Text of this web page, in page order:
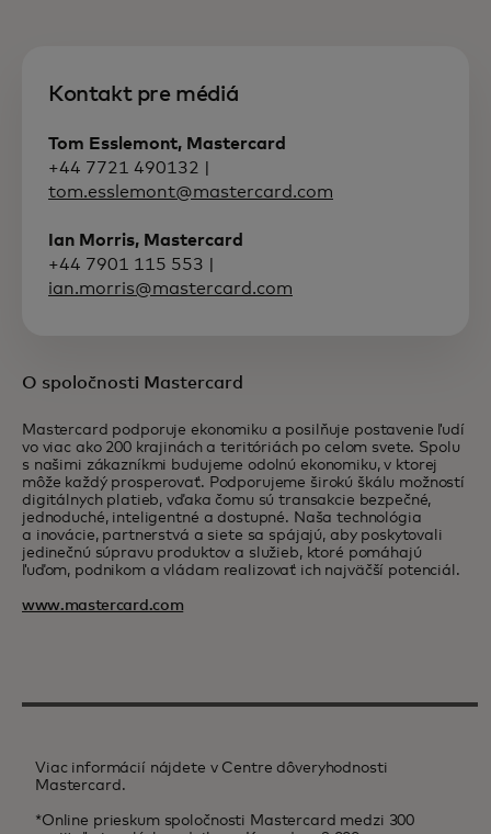
Kontakt pre médiá
Tom Esslemont, Mastercard
+44 7721 490132 |
tom.esslemont@mastercard.com
Ian Morris, Mastercard
+44 7901 115 553 |
ian.morris@mastercard.com
O spoločnosti Mastercard
Mastercard podporuje ekonomiku a posilňuje postavenie ľudí
vo viac ako 200 krajinách a teritóriách po celom svete. Spolu
s našimi zákazníkmi budujeme odolnú ekonomiku, v ktorej
môže každý prosperovať. Podporujeme širokú škálu možností
digitálnych platieb, vďaka čomu sú transakcie bezpečné,
jednoduché, inteligentné a dostupné. Naša technológia
a inovácie, partnerstvá a siete sa spájajú, aby poskytovali
jedinečnú súpravu produktov a služieb, ktoré pomáhajú
ľuďom, podnikom a vládam realizovať ich najväčší potenciál.
www.mastercard.com
Viac informácií nájdete v Centre dôveryhodnosti
Mastercard.
*Online prieskum spoločnosti Mastercard medzi 300